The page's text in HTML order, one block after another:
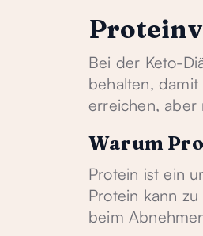
Bei der Keto-
behalten,
erreichen, aber
Warum
Protein ist ein
Protein kann
beim